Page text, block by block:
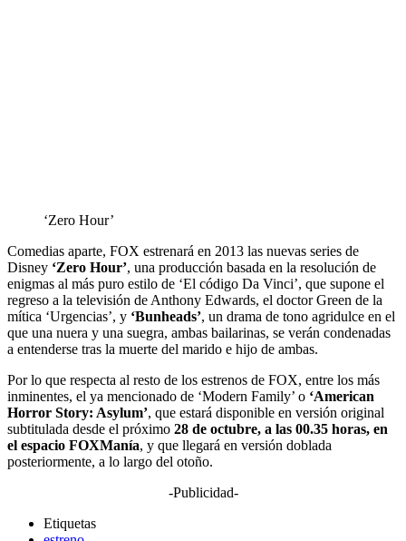
‘Zero Hour’
Comedias aparte, FOX estrenará en 2013 las nuevas series de
Disney ‘Zero Hour’, una producción basada en la resolución de
enigmas al más puro estilo de ‘El código Da Vinci’, que supone el
regreso a la televisión de Anthony Edwards, el doctor Green de la
mítica ‘Urgencias’, y ‘Bunheads’, un drama de tono agridulce en el
que una nuera y una suegra, ambas bailarinas, se verán condenadas
a entenderse tras la muerte del marido e hijo de ambas.
Por lo que respecta al resto de los estrenos de FOX, entre los más
inminentes, el ya mencionado de ‘Modern Family’ o ‘American
Horror Story: Asylum’, que estará disponible en versión original
subtitulada desde el próximo 28 de octubre, a las 00.35 horas, en
el espacio FOXManía, y que llegará en versión doblada
posteriormente, a lo largo del otoño.
-Publicidad-
Etiquetas